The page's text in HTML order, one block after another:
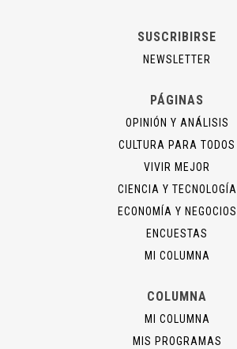
SUSCRIBIRSE
NEWSLETTER
PÁGINAS
OPINIÓN Y ANÁLISIS
CULTURA PARA TODOS
VIVIR MEJOR
CIENCIA Y TECNOLOGÍA
ECONOMÍA Y NEGOCIOS
ENCUESTAS
MI COLUMNA
COLUMNA
MI COLUMNA
MIS PROGRAMAS